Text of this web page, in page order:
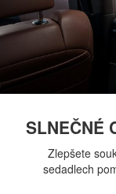
SLNEČNÉ
Zlepšete
sedadlech